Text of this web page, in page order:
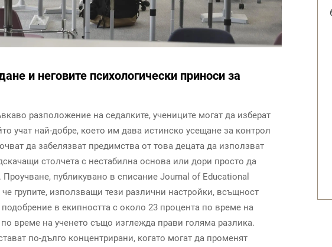
и неговите психологически приноси за
разположение на седалките, учениците могат да изберат
учат най-добре, което им дава истинско усещане за контрол
да забелязват предимства от това децата да използват
столчета с нестабилна основа или дори просто да
публикувано в списание Journal of Educational
групите, използващи тези различни настройки, всъщност
в екипността с около 23 процента по време на
време на ученето също изглежда прави голяма разлика.
по-дълго концентрирани, когато могат да променят